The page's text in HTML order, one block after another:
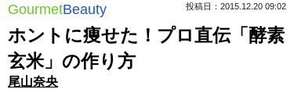
GourmetBeauty 投稿日：2015.12.20 09:02
ホントに痩せた！プロ直伝「酵素
玄米」の作り方
尾山奈央